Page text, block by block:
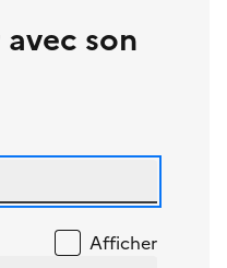
son
Afficher